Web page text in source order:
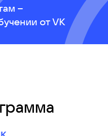
–
от VK